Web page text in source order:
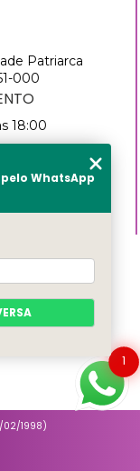
Patriarca
000
18:00
02/1998)
1
WhatsApp